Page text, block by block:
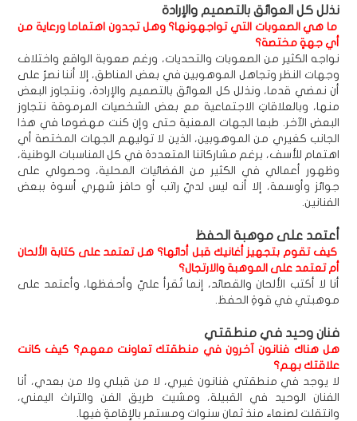
نذلل كل العوائق بالتصميم والإرادة
ما هي الصعوبات التي تواجهونها؟ وهل تجدون اهتماما ورعاية من
أي جهةٍ مختصة؟
نواجه الكثير من الصعوبات والتحديات، ورغم صعوبة الواقع واختلاف
وجهات النظر وتجاهل الموهوبين في بعض المناطق، إلا أننا نصرُ على
أن نمضي قدما، ونذلل كل العوائق بالتصميم والإرادة، ونتجاوز البعض
منها، وبالعلاقاتِ الاجتماعية مع بعض الشخصيات المرموقة نتجاوز
البعض الآخر. طبعا الجهات المعنية حتى وإن كنت مهضوما في هذا
الجانب كغيري من الموهوبين، الذين لا توليهم الجهات المختصة أي
اهتمام للأسف، برغم مشاركاتنا المتعددة في كل المناسبات الوطنية،
وظهور أعمالي في الكثير من الفضائيات المحلية، وحصولي على
جوائز وأوسمة، إلا أنه ليس لديّ راتب أو حافز شهري أسوة ببعض
الفنانين.
أعتمد على موهبة الحفظ
كيف تقوم بتجهيز أغانيك قبل أدائها؟ هل تعتمد على كتابة الألحان
أم تعتمد على الموهبة والارتجال؟
أنا لا أكتب الألحان والقصائد، إنما تُقرأ عليّ وأحفظها، وأعتمد على
موهبتي في قوةِ الحفظ.
فنان وحيد في منطقتي
هل هناك فنانون آخرون في منطقتك تعاونت معهم؟ كيف كانت
علاقتك بهم؟
لا يوجد في منطقتي فنانون غيري، لا من قبلي ولا من بعدي، أنا
الفنان الوحيد في القبيلة، ومشيت طريق الفن والتراث اليمني،
وانتقلت لصنعاء منذ ثمان سنوات ومستمر بالإقامةِ فيها.